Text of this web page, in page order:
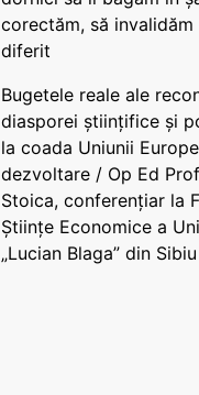
corectăm, să
diferit
Bugetele reale ale
diasporei științifice și
la coada Uniunii
dezvoltare / Op Ed
Stoica, conferențiar la
Științe Economice a
„Lucian Blaga” din Sibiu